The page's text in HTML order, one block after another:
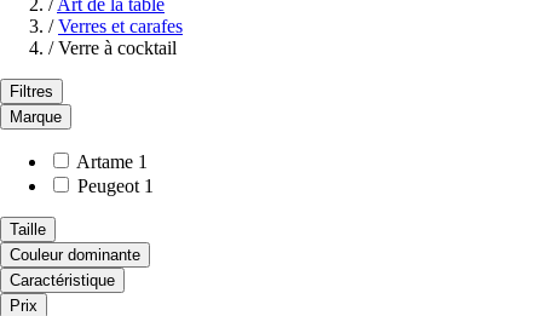
/ Verres et carafes
/ Verre à cocktail
Filtres
Marque
Artame 1
Peugeot 1
Taille
Couleur dominante
Caractéristique
Prix